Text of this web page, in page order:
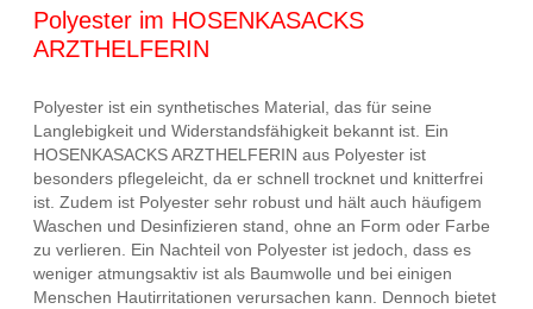
Polyester im HOSENKASACKS
ARZTHELFERIN
Polyester ist ein synthetisches Material, das für seine
Langlebigkeit und Widerstandsfähigkeit bekannt ist. Ein
HOSENKASACKS ARZTHELFERIN aus Polyester ist
besonders pflegeleicht, da er schnell trocknet und knitterfrei
ist. Zudem ist Polyester sehr robust und hält auch häufigem
Waschen und Desinfizieren stand, ohne an Form oder Farbe
zu verlieren. Ein Nachteil von Polyester ist jedoch, dass es
weniger atmungsaktiv ist als Baumwolle und bei einigen
Menschen Hautirritationen verursachen kann. Dennoch bietet